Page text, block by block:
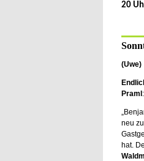
20
(Uwe)
Praml :
neu
hat.